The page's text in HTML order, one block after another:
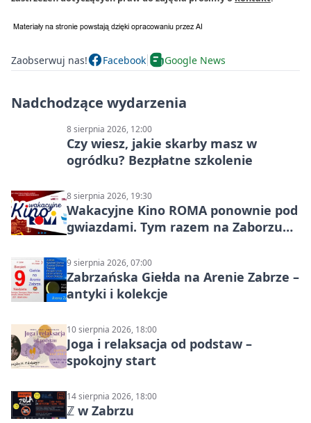
Zaobserwuj nas! Facebook Google News
Nadchodzące wydarzenia
8 sierpnia 2026, 12:00
Czy wiesz, jakie skarby masz w
ogródku? Bezpłatne szkolenie
8 sierpnia 2026, 19:30
Wakacyjne Kino ROMA ponownie pod
gwiazdami. Tym razem na Zaborzu
9 sierpnia 2026, 07:00
Zabrzańska Giełda na Arenie Zabrze –
antyki i kolekcje
10 sierpnia 2026, 18:00
Joga i relaksacja od podstaw –
spokojny start
14 sierpnia 2026, 18:00
ℤ w Zabrzu